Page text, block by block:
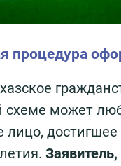
процедура
схеме может
лицо, достигшее